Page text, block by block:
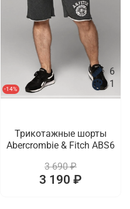
-14%
6
1
Трикотажные шорты
Abercrombie & Fitch ABS6
3 690 ₽
3 190 ₽